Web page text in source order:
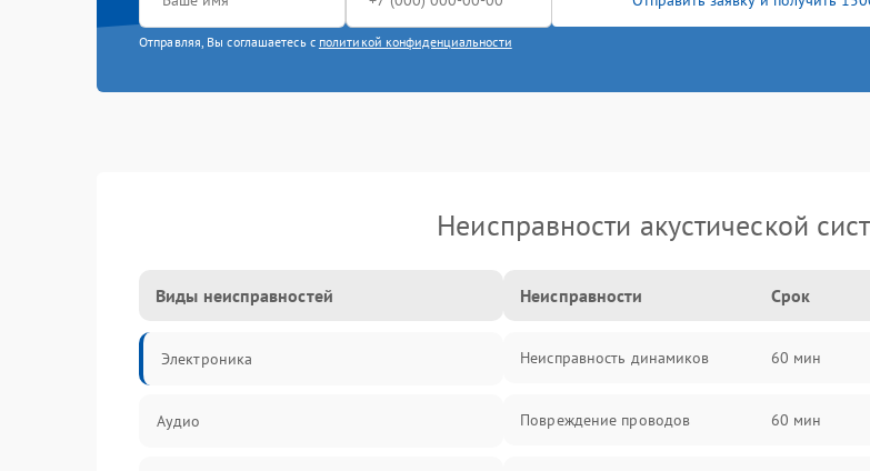
Отправляя, Вы соглашаетесь с политикой конфиденциальности
Неисправности акустической
Виды неисправностей
Электроника
Аудио
Неисправности Срок
Неисправность динамиков 60 мин
Повреждение проводов 60 мин